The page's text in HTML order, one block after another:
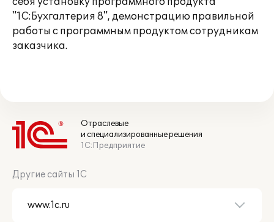
"1С:Бухгалтерия 8", демонстрацию правильной
работы с программным продуктом сотрудникам
заказчика.
Отраслевые
и специализированные решения
1С:Предприятие
Другие сайты 1С